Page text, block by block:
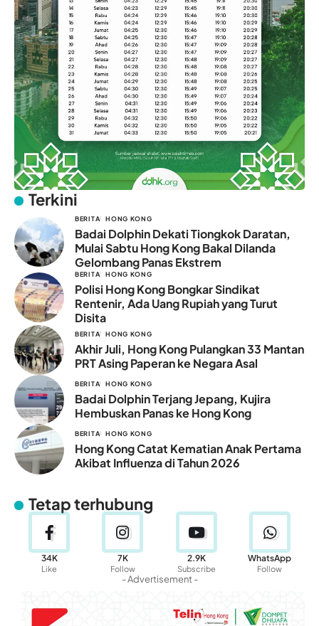
Terkini
BERITA HONG KONG
Badai Dolphin Dekati Tiongkok Daratan,
Mulai Sabtu Hong Kong Bakal Dilanda
Gelombang Panas Ekstrem
BERITA HONG KONG
Polisi Hong Kong Bongkar Sindikat
Rentenir, Ada Uang Rupiah yang Turut
Disita
BERITA HONG KONG
Akhir Juli, Hong Kong Pulangkan 33 Mantan
PRT Asing Paperan ke Negara Asal
BERITA HONG KONG
Badai Dolphin Terjang Jepang, Kujira
Hembuskan Panas ke Hong Kong
BERITA HONG KONG
Hong Kong Catat Kematian Anak Pertama
Akibat Influenza di Tahun 2026
Tetap terhubung
34K
Like
7K
Follow
2.9K
Subscribe
WhatsApp
Follow
- Advertisement -